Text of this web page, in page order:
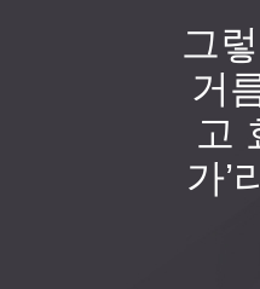
그
거
고
가’